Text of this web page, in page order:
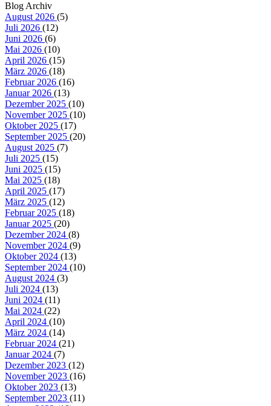
Blog Archiv
August 2026 (5)
Juli 2026 (12)
Juni 2026 (6)
Mai 2026 (10)
April 2026 (15)
März 2026 (18)
Februar 2026 (16)
Januar 2026 (13)
Dezember 2025 (10)
November 2025 (10)
Oktober 2025 (17)
September 2025 (20)
August 2025 (7)
Juli 2025 (15)
Juni 2025 (15)
Mai 2025 (18)
April 2025 (17)
März 2025 (12)
Februar 2025 (18)
Januar 2025 (20)
Dezember 2024 (8)
November 2024 (9)
Oktober 2024 (13)
September 2024 (10)
August 2024 (3)
Juli 2024 (13)
Juni 2024 (11)
Mai 2024 (22)
April 2024 (10)
März 2024 (14)
Februar 2024 (21)
Januar 2024 (7)
Dezember 2023 (12)
November 2023 (16)
Oktober 2023 (13)
September 2023 (11)